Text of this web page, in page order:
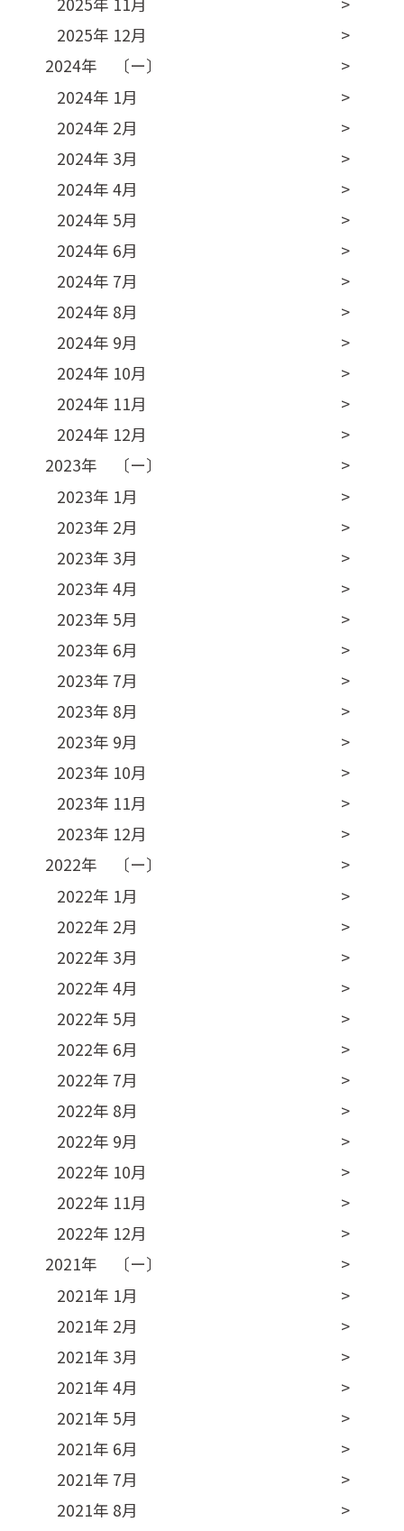
2025年 12月
2024年 〔ー〕
2024年 1月
2024年 2月
2024年 3月
2024年 4月
2024年 5月
2024年 6月
2024年 7月
2024年 8月
2024年 9月
2024年 10月
2024年 11月
2024年 12月
2023年 〔ー〕
2023年 1月
2023年 2月
2023年 3月
2023年 4月
2023年 5月
2023年 6月
2023年 7月
2023年 8月
2023年 9月
2023年 10月
2023年 11月
2023年 12月
2022年 〔ー〕
2022年 1月
2022年 2月
2022年 3月
2022年 4月
2022年 5月
2022年 6月
2022年 7月
2022年 8月
2022年 9月
2022年 10月
2022年 11月
2022年 12月
2021年 〔ー〕
2021年 1月
2021年 2月
2021年 3月
2021年 4月
2021年 5月
2021年 6月
2021年 7月
2021年 8月